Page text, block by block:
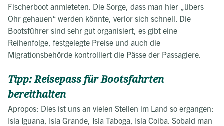
Fischerboot anmieteten. Die Sorge, dass man hier „übers
Ohr gehauen“ werden könnte, verlor sich schnell. Die
Bootsführer sind sehr gut organisiert, es gibt eine
Reihenfolge, festgelegte Preise und auch die
Migrationsbehörde kontrolliert die Pässe der Passagiere.
Tipp: Reisepass für Bootsfahrten
bereithalten
Apropos: Dies ist uns an vielen Stellen im Land so ergangen:
Isla Iguana, Isla Grande, Isla Taboga, Isla Coiba. Sobald man